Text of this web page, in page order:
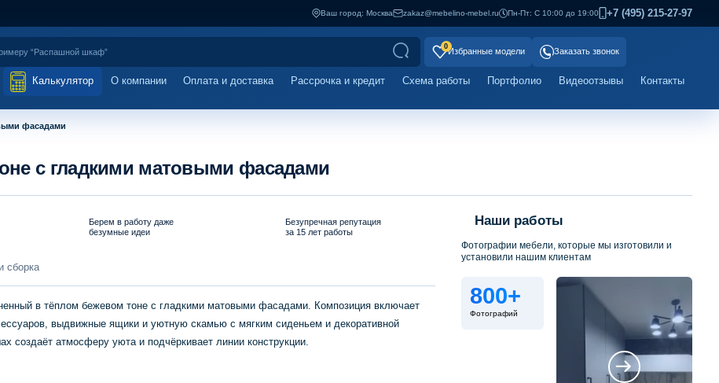
Ваш город: Москва zakaz@mebelino-mebel.ru Пн-Пт: С 10:00 до 19:00 +7 (495) 215-27-97
0
Избранные модели Заказать звонок
Калькулятор О компании Оплата и доставка Рассрочка и кредит Схема работы Портфолио Видеоотзывы Контакты
фасадами
с гладкими матовыми фасадами
Берем в работу даже
безумные идеи
Безупречная репутация
за 15 лет работы
сборка
в тёплом бежевом тоне с гладкими матовыми фасадами. Композиция включает
выдвижные ящики и уютную скамью с мягким сиденьем и декоративной
создаёт атмосферу уюта и подчёркивает линии конструкции.
Наши работы
Фотографии мебели, которые мы изготовили и
установили нашим клиентам
800+
Фотографий